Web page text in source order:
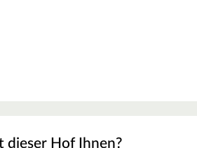
dieser Hof Ihnen?